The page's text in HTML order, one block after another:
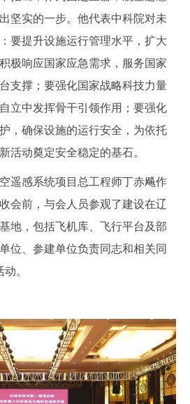
坚实的一步。他代表中科院对未
要提升设施运行管理水平，扩大
极响应国家应急需求，服务国家
支撑；要强化国家战略科技力量
立中发挥骨干引领作用；要强化
，确保设施的运行安全，为依托
活动奠定安全稳定的基石。
感系统项目总工程师丁赤飚作
会前，与会人员参观了建设在辽
地，包括飞机库、飞行平台及部
位、参建单位负责同志和相关同
。